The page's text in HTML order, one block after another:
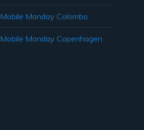
Mobile Monday Colombo
Mobile Monday Copenhagen